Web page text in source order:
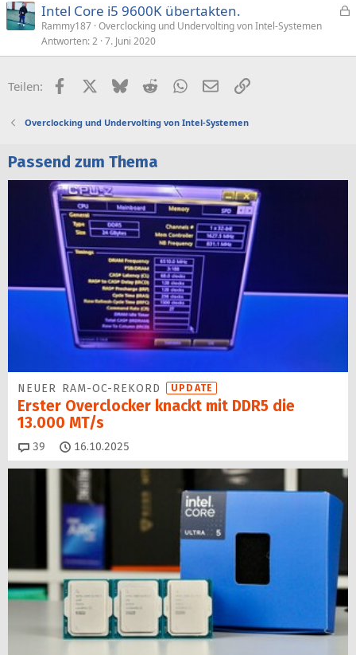
p
Intel Core i5 9600K übertakten.
Rammy187 Overclocking und Undervolting von Intel-Systemen
Antworten 2 7. Juni 2020
Teilen: FacebookX (Twitter)
BlueskyRedditWhatsApp
E-MailLink
Overclocking und Undervolting von Intel-Systemen
Passend zum Thema
NEUER RAM-OC-REKORD UPDATE
Erster Overclocker knackt mit DDR5 die
13.000 MT/s
39 Kommentare
16.10.2025